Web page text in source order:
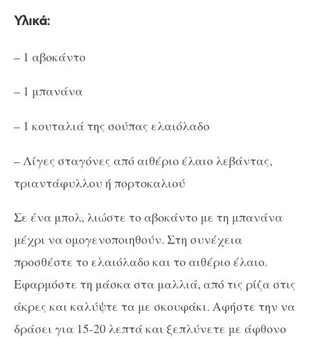
Υλικά:
– 1 αβοκάντο
– 1 μπανάνα
– 1 κουταλιά της σούπας ελαιόλαδο
– Λίγες σταγόνες από αιθέριο έλαιο λεβάντας,
τριαντάφυλλου ή πορτοκαλιού
Σε ένα μπολ, λιώστε το αβοκάντο με τη μπανάνα
μέχρι να ομογενοποιηθούν. Στη συνέχεια
προσθέστε το ελαιόλαδο και το αιθέριο έλαιο.
Εφαρμόστε τη μάσκα στα μαλλιά, από τις ρίζα στις
άκρες και καλύψτε τα με σκουφάκι. Αφήστε την να
δράσει για 15-20 λεπτά και ξεπλύνετε με άφθονο